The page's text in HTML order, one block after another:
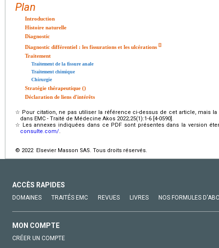
Plan
Introduction
Histoire naturelle
Diagnostic
Diagnostic différentiel : les fissurations et les ulcérations []
Traitement
Traitement de la fissure anale
Traitement chimique
Chirurgie
Stratégie thérapeutique ()
Déclaration de liens d'intérêts
☆ Pour citation, ne pas utiliser la référence ci-dessus de cet article, mais
dans EMC - Traité de Médecine Akos 2022;25(1):1-6 [4-0590].
☆
Les annexes indiquées dans ce PDF sont présentes dans la version
consulte.com/.
© 2022 Elsevier Masson SAS. Tous droits réservés.
ACCÈS RAPIDES
DOMAINES TRAITÉS EMC REVUES LIVRES NOS FORMULES
MON COMPTE
CRÉER UN COMPTE